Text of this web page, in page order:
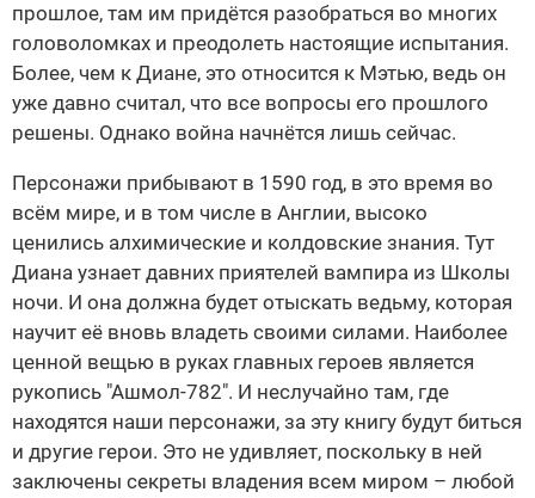
прошлое, там им придётся разобраться во многих
головоломках и преодолеть настоящие испытания.
Более, чем к Диане, это относится к Мэтью, ведь он
уже давно считал, что все вопросы его прошлого
решены. Однако война начнётся лишь сейчас.
Персонажи прибывают в 1590 год, в это время во
всём мире, и в том числе в Англии, высоко
ценились алхимические и колдовские знания. Тут
Диана узнает давних приятелей вампира из Школы
ночи. И она должна будет отыскать ведьму, которая
научит её вновь владеть своими силами. Наиболее
ценной вещью в руках главных героев является
рукопись "Ашмол-782". И неслучайно там, где
находятся наши персонажи, за эту книгу будут биться
и другие герои. Это не удивляет, поскольку в ней
заключены секреты владения всем миром – любой